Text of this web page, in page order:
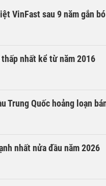
VinFast sau 9 năm gắn bó
nhất kể từ năm 2016
Quốc hoảng loạn
nhất nửa đầu năm 2026